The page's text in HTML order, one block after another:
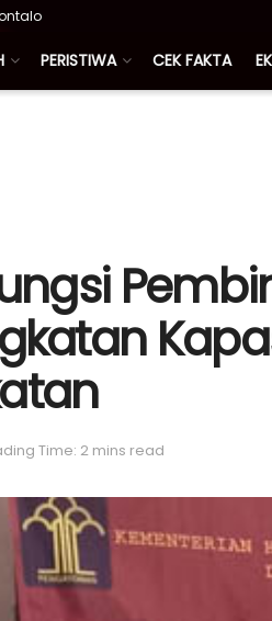
PERISTIWA CEK FAKTA
Time: 2 mins read